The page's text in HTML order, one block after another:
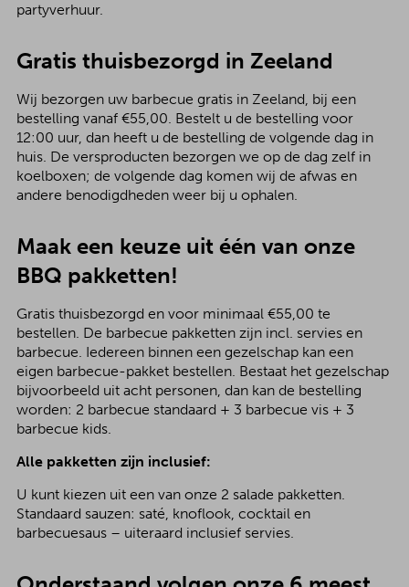
partyverhuur.
Gratis thuisbezorgd in Zeeland
Wij bezorgen uw barbecue gratis in Zeeland, bij een
bestelling vanaf €55,00. Bestelt u de bestelling voor
12:00 uur, dan heeft u de bestelling de volgende dag in
huis. De versproducten bezorgen we op de dag zelf in
koelboxen; de volgende dag komen wij de afwas en
andere benodigdheden weer bij u ophalen.
Maak een keuze uit één van onze
BBQ pakketten!
Gratis thuisbezorgd en voor minimaal €55,00 te
bestellen. De barbecue pakketten zijn incl. servies en
barbecue. Iedereen binnen een gezelschap kan een
eigen barbecue-pakket bestellen. Bestaat het gezelschap
bijvoorbeeld uit acht personen, dan kan de bestelling
worden: 2 barbecue standaard + 3 barbecue vis + 3
barbecue kids.
Alle pakketten zijn inclusief:
U kunt kiezen uit een van onze 2 salade pakketten.
Standaard sauzen: saté, knoflook, cocktail en
barbecuesaus – uiteraard inclusief servies.